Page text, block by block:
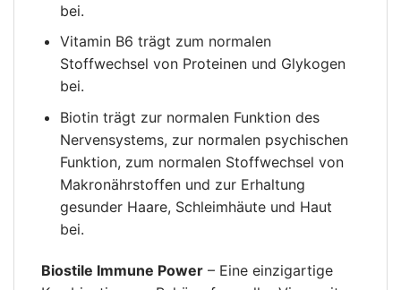
bei.
Vitamin B6 trägt zum normalen
Stoffwechsel von Proteinen und Glykogen
bei.
Biotin trägt zur normalen Funktion des
Nervensystems, zur normalen psychischen
Funktion, zum normalen Stoffwechsel von
Makronährstoffen und zur Erhaltung
gesunder Haare, Schleimhäute und Haut
bei.
Biostile Immune Power – Eine einzigartige